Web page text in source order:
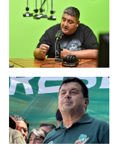
Imagen
Imagen